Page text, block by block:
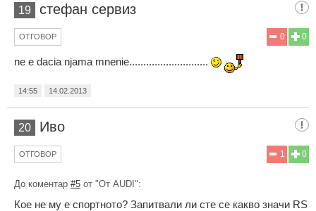
19 стефан сервиз
0
0
ОТГОВОР
ne e dacia njama mnenie............................
14:55 14.02.2013
20 Иво
0
1
ОТГОВОР
До коментар #5 от "От AUDI":
Кое не му е спортното? Запитвали ли сте се какво значи RS